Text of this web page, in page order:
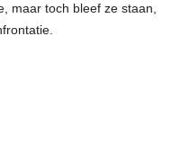
maar toch bleef ze staan,